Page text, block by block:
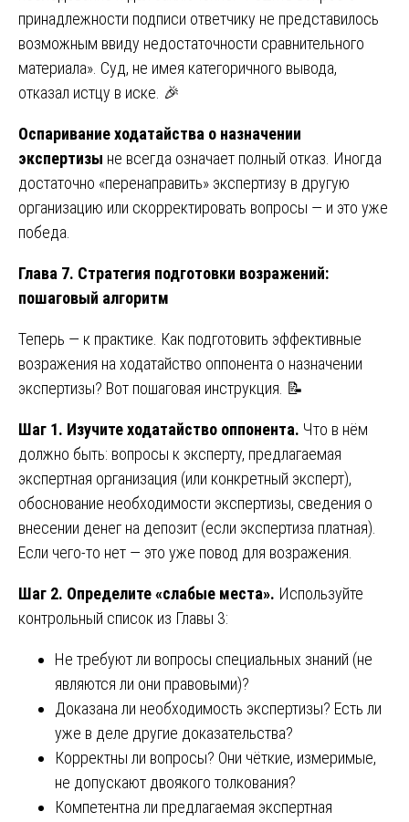
принадлежности подписи ответчику не представилось
возможным ввиду недостаточности сравнительного
материала». Суд, не имея категоричного вывода,
отказал истцу в иске. 🎉
Оспаривание ходатайства о назначении
экспертизы не всегда означает полный отказ. Иногда
достаточно «перенаправить» экспертизу в другую
организацию или скорректировать вопросы — и это уже
победа.
Глава 7. Стратегия подготовки возражений:
пошаговый алгоритм
Теперь — к практике. Как подготовить эффективные
возражения на ходатайство оппонента о назначении
экспертизы? Вот пошаговая инструкция. 📝
Шаг 1. Изучите ходатайство оппонента. Что в нём
должно быть: вопросы к эксперту, предлагаемая
экспертная организация (или конкретный эксперт),
обоснование необходимости экспертизы, сведения о
внесении денег на депозит (если экспертиза платная).
Если чего-то нет — это уже повод для возражения.
Шаг 2. Определите «слабые места». Используйте
контрольный список из Главы 3:
Не требуют ли вопросы специальных знаний (не
являются ли они правовыми)?
Доказана ли необходимость экспертизы? Есть ли
уже в деле другие доказательства?
Корректны ли вопросы? Они чёткие, измеримые,
не допускают двоякого толкования?
Компетентна ли предлагаемая экспертная